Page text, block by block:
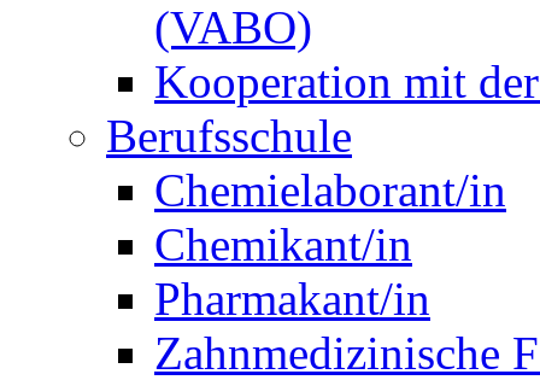
(VABO)
Kooperation mit
Berufsschule
Chemielaborant/in
Chemikant/in
Pharmakant/in
Zahnmedizinische